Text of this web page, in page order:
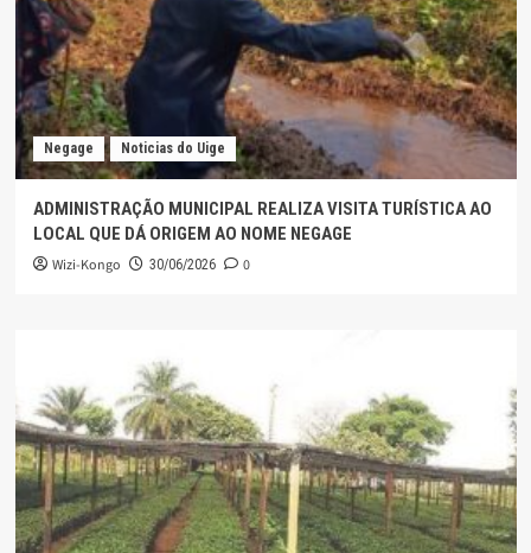
Negage Noticias do Uige
ADMINISTRAÇÃO MUNICIPAL REALIZA VISITA TURÍSTICA AO
LOCAL QUE DÁ ORIGEM AO NOME NEGAGE
Wizi-Kongo 30/06/2026 0